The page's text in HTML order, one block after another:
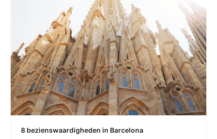
8 bezienswaardigheden in Barcelona